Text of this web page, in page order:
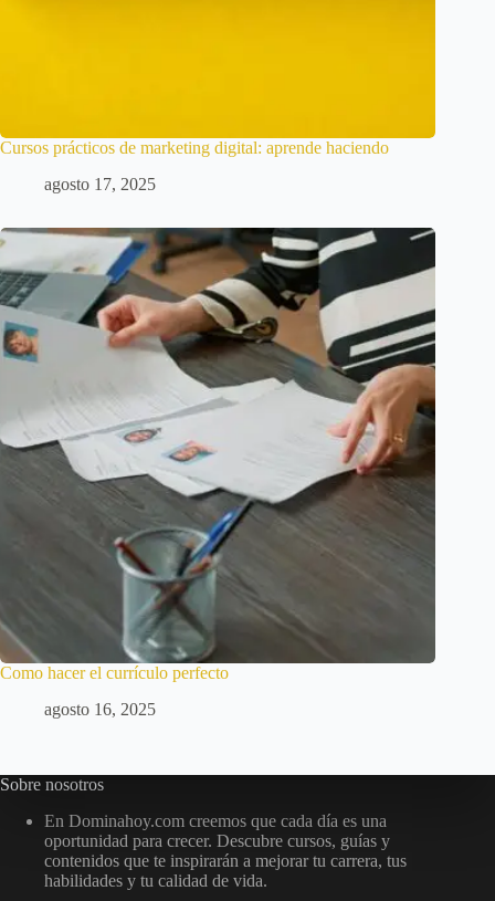
Cursos prácticos de marketing digital: aprende haciendo
agosto 17, 2025
Como hacer el currículo perfecto
agosto 16, 2025
Sobre nosotros
En Dominahoy.com creemos que cada día es una
oportunidad para crecer. Descubre cursos, guías y
contenidos que te inspirarán a mejorar tu carrera, tus
habilidades y tu calidad de vida.